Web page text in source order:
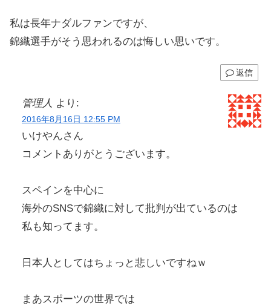
私は長年ナダルファンですが、
錦織選手がそう思われるのは悔しい思いです。
返信
管理人 より:
2016年8月16日 12:55 PM
いけやんさん
コメントありがとうございます。
スペインを中心に
海外のSNSで錦織に対して批判が出ているのは
私も知ってます。
日本人としてはちょっと悲しいですねｗ
まあスポーツの世界では